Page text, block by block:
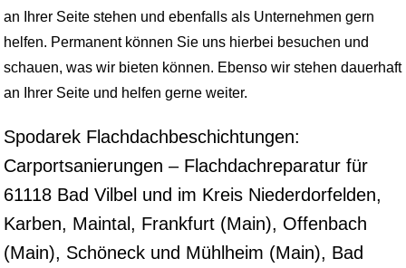
an Ihrer Seite stehen und ebenfalls als Unternehmen gern
helfen. Permanent können Sie uns hierbei besuchen und
schauen, was wir bieten können. Ebenso wir stehen dauerhaft
an Ihrer Seite und helfen gerne weiter.
Spodarek Flachdachbeschichtungen:
Carportsanierungen – Flachdachreparatur für
61118 Bad Vilbel und im Kreis Niederdorfelden,
Karben, Maintal, Frankfurt (Main), Offenbach
(Main), Schöneck und Mühlheim (Main), Bad